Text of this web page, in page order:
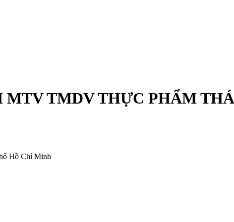
MTV TMDV THỰC PHẨM
Hồ Chí Minh